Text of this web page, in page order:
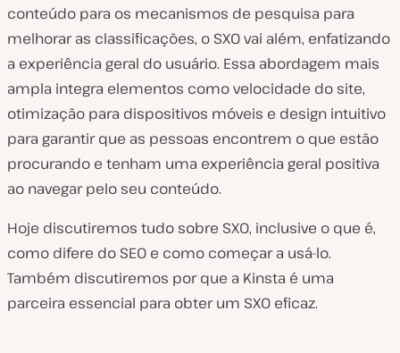
conteúdo para os mecanismos de pesquisa para
melhorar as classificações, o SXO vai além, enfatizando
a experiência geral do usuário. Essa abordagem mais
ampla integra elementos como velocidade do site,
otimização para dispositivos móveis e design intuitivo
para garantir que as pessoas encontrem o que estão
procurando e tenham uma experiência geral positiva
ao navegar pelo seu conteúdo.
Hoje discutiremos tudo sobre SXO, inclusive o que é,
como difere do SEO e como começar a usá-lo.
Também discutiremos por que a Kinsta é uma
parceira essencial para obter um SXO eficaz.